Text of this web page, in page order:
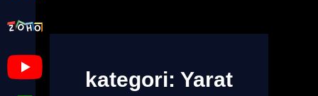
kategori: Yarat